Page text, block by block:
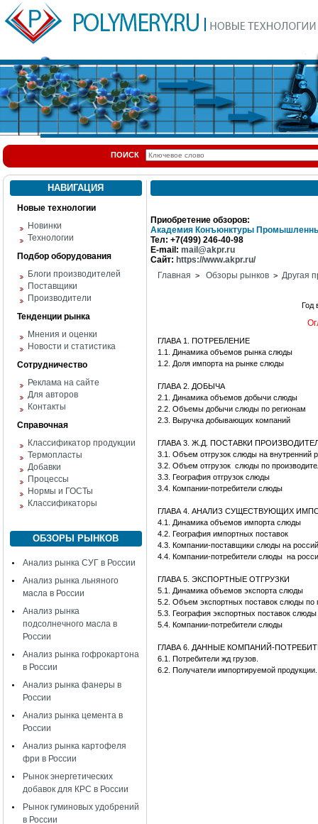
ПОИСК
НАВИГАЦИЯ
Новые технологии
Новинки
Технологии
Подбор оборудования
Блоги производителей
Поставщики
Производители
Тенденции рынка
Мнения и оценки
Новости и статистика
Сотрудничество
Реклама на сайте
Для авторов
Контакты
Справочная
Классификатор продукции
Термопласты
Добавки
Процессы
Нормы и ГОСТы
Классификаторы
ОБЗОРЫ РЫНКОВ
Анализ рынка СУГ в России
Анализ рынка льняного
масла в России
Анализ рынка
подсолнечного масла в
России
Анализ рынка гофрокартона
в России
Анализ рынка фанеры в
России
Анализ рынка цемента в
России
Анализ рынка картофеля
фри в России
Рынок энергетических
добавок для КРС в России
Рынок гуминовых удобрений
в России
Приобретение обзоров:
Академия Конъюнктуры
Тел: +7(499) 246-40-98
E-mail: mail@akpr.ru
Сайт: https://www.akpr.ru/
Главная > Обзоры рынков > Другая
Год
ГЛАВА 1. ПОТРЕБЛЕНИЕ
1.1. Динамика объемов рынка слюды
1.2. Доля импорта на рынке слюды
ГЛАВА 2. ДОБЫЧА
2.1. Динамика объемов добычи слюды
2.2. Объемы добычи слюды по регионам
2.3. Выручка добывающих компаний
ГЛАВА 3. Ж.Д. ПОСТАВКИ
3.1. Объем отгрузок слюды на внутренний
3.2. Объем отгрузок слюды по
3.3. География отгрузок слюды
3.4. Компании-потребители слюды
ГЛАВА 4. АНАЛИЗ СУЩЕСТВУЮЩИХ
4.1. Динамика объемов импорта слюды
4.2. География импортных поставок
4.3. Компании-поставщики слюды на
4.4. Компании-потребители слюды на
ГЛАВА 5. ЭКСПОРТНЫЕ ОТГРУЗКИ
5.1. Динамика объемов экспорта слюды
5.2. Объем экспортных поставок слюды по
5.3. География экспортных поставок слюды
5.4. Компании-потребители слюды
ГЛАВА 6. ДАННЫЕ КОМПАНИЙ-
6.1. Потребители жд грузов.
6.2. Получатели импортируемой продукции.